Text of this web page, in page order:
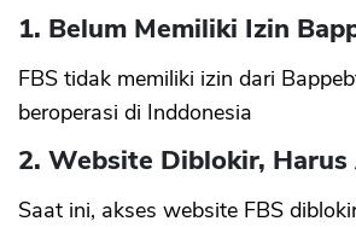
1. Belum Memiliki Izin
FBS tidak memiliki izin dari
beroperasi di Inddonesia
2. Website Diblokir, Harus
Saat ini, akses website FBS